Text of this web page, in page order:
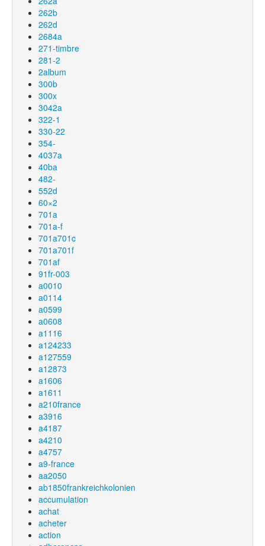
262b
262d
2684a
271-timbre
281-2
2album
300b
300x
3042a
322-1
330-22
354-
4037a
40ba
482-
552d
60×2
701a
701a-f
701a701c
701a701f
701af
91fr-003
a0010
a0114
a0599
a0608
a1116
a124233
a127559
a12873
a1606
a1611
a210france
a3916
a4187
a4210
a4757
a9-france
aa2050
ab1850frankreichkolonien
accumulation
achat
acheter
action